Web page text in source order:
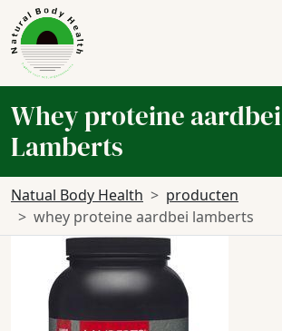
Whey proteine aardbei
Lamberts
Natual Body Health
producten
whey proteine aardbei lamberts